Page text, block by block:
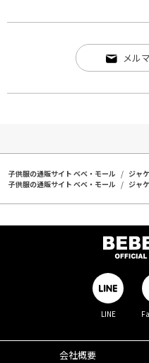
メル
子供服の通販サイト ベベ・モール ジャ
子供服の通販サイト ベベ・モール
ジャ
LINE
会社概要